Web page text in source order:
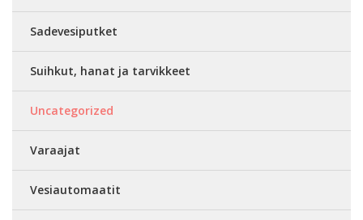
Sadevesiputket
Suihkut, hanat ja tarvikkeet
Uncategorized
Varaajat
Vesiautomaatit